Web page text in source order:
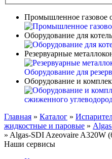
Промышленное газовое
Оборудование для
Резервуарные
Оборудование и
Главная » Каталог »
жидкостные и паровые »
» Algas-SDI Azeovaire A320W
Наши сервисы